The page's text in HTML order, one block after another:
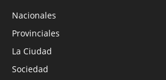
Nacionales
Provinciales
La Ciudad
Sociedad